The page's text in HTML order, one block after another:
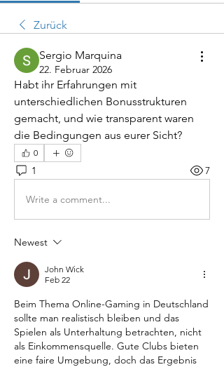
Zurück
Sergio Marquina
22. Februar 2026
Habt ihr Erfahrungen mit
unterschiedlichen Bonusstrukturen
gemacht, und wie transparent waren
die Bedingungen aus eurer Sicht?
0
1 7
Write a comment...
Newest
John Wick
Feb 22
Beim Thema Online-Gaming in Deutschland
sollte man realistisch bleiben und das
Spielen als Unterhaltung betrachten, nicht
als Einkommensquelle. Gute Clubs bieten
eine faire Umgebung, doch das Ergebnis